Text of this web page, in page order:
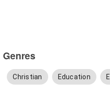
Genres
Christian Education